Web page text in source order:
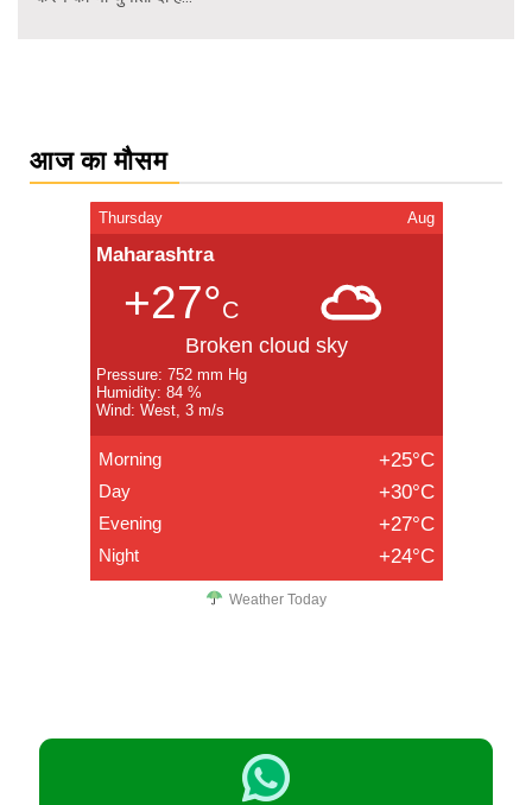
आज का मौसम
Thursday Aug
Maharashtra
+27°C
Broken cloud sky
Pressure: 752 mm Hg
Humidity: 84 %
Wind: West, 3 m/s
Morning +25°C
Day +30°C
Evening +27°C
Night +24°C
Weather Today